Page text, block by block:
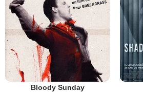
Bloody Sunday